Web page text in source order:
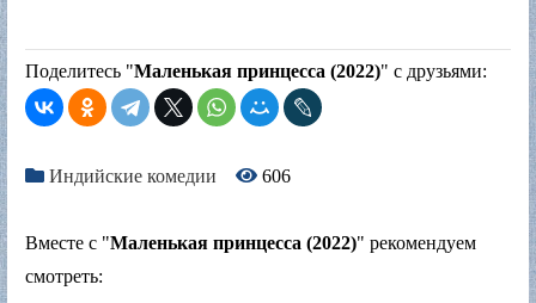
Поделитесь "Маленькая принцесса (2022)" с друзьями:
Индийские комедии 606
Вместе с "Маленькая принцесса (2022)" рекомендуем
смотреть: